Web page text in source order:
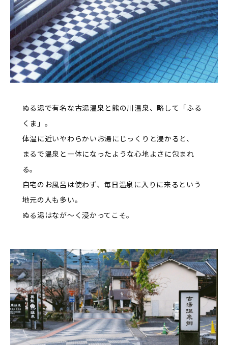
ぬる湯で有名な古湯温泉と熊の川温泉、略して「ふる
くま」。
体温に近いやわらかいお湯にじっくりと浸かると、
まるで温泉と一体になったような心地よさに包まれ
る。
自宅のお風呂は使わず、毎日温泉に入りに来るという
地元の人も多い。
ぬる湯はなが～く浸かってこそ。